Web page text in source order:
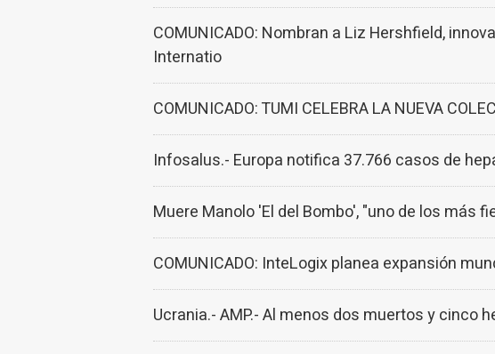
COMUNICADO: Nombran a Liz Hershfield,
Internatio
COMUNICADO: TUMI CELEBRA LA NUEVA
Infosalus.- Europa notifica 37.766 casos de
Muere Manolo 'El del Bombo', "uno de los más
COMUNICADO: InteLogix planea expansión
Ucrania.- AMP.- Al menos dos muertos y cinco